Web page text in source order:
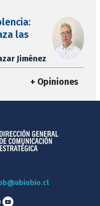
las
Jiménez
+ Opiniones